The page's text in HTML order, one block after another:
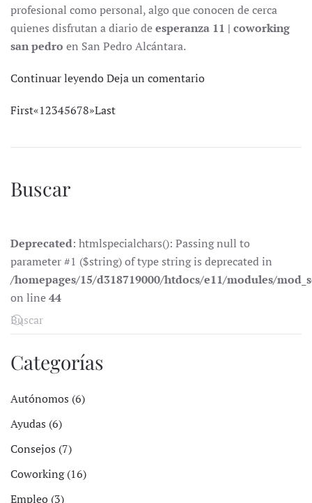
profesional como personal, algo que conocen de cerca
quienes disfrutan a diario deesperanza 11 | coworking
san pedro en San Pedro Alcántara.
Continuar leyendoDeja un comentario
First«12345678»Last
Buscar
Deprecated: htmlspecialchars(): Passing null to
parameter #1 ($string) of type string is deprecated in
/homepages/15/d318719000/htdocs/e11/modules/
on line44
Categorías
Autónomos (6)
Ayudas (6)
Consejos (7)
Coworking (16)
Empleo (3)